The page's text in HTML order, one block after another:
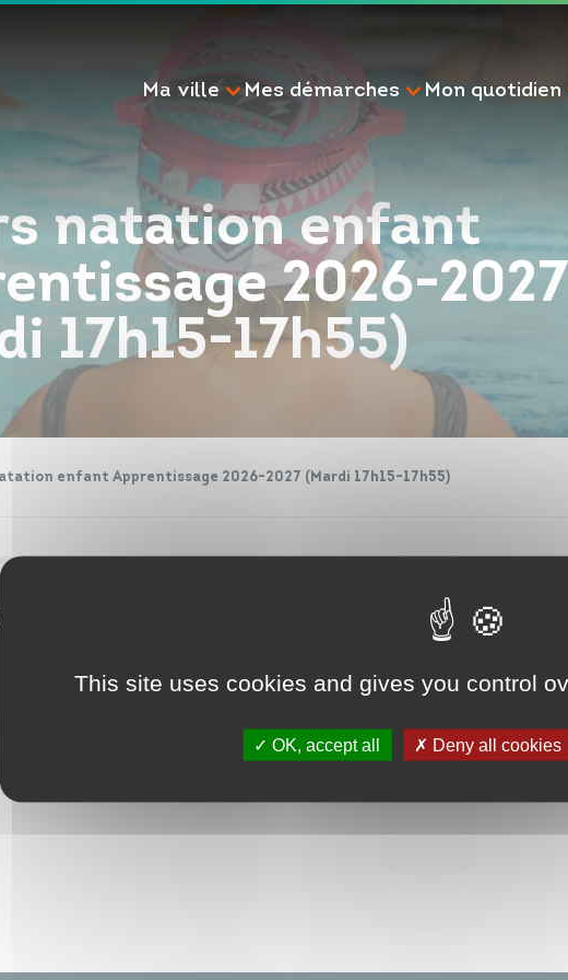
Ma ville Mes démarches Mon quotidien
RECHERCHE
natation enfant
2026-2027
17h15-17h55)
enfant Apprentissage 2026-2027 (Mardi 17h15-17h55)
sont complètes. Vous pouvez vous inscrire sur la liste d'attente :
2027
This site uses cookies and gives you control
OK, accept all Deny all cookies